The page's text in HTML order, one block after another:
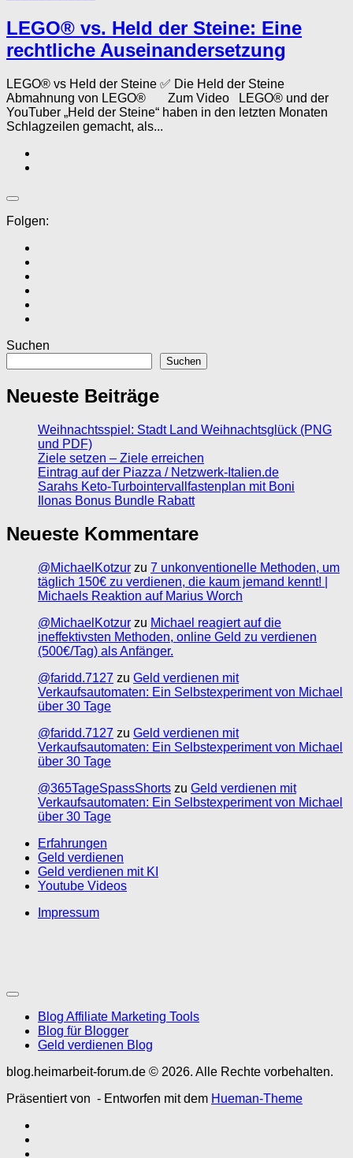
LEGO® vs. Held der Steine: Eine
rechtliche Auseinandersetzung
LEGO® vs Held der Steine ✅ Die Held der Steine
Abmahnung von LEGO® Zum Video LEGO® und der
YouTuber „Held der Steine“ haben in den letzten Monaten
Schlagzeilen gemacht, als...
Folgen:
Suchen
Suchen
Neueste Beiträge
Weihnachtsspiel: Stadt Land Weihnachtsglück (PNG
und PDF)
Ziele setzen – Ziele erreichen
Eintrag auf der Piazza / Netzwerk-Italien.de
Sarahs Keto-Turbointervallfastenplan mit Boni
Ilonas Bonus Bundle Rabatt
Neueste Kommentare
@MichaelKotzur zu 7 unkonventionelle Methoden, um
täglich 150€ zu verdienen, die kaum jemand kennt! |
Michaels Reaktion auf Marius Worch
@MichaelKotzur zu Michael reagiert auf die
ineffektivsten Methoden, online Geld zu verdienen
(500€/Tag) als Anfänger.
@faridd.7127 zu Geld verdienen mit
Verkaufsautomaten: Ein Selbstexperiment von Michael
über 30 Tage
@faridd.7127 zu Geld verdienen mit
Verkaufsautomaten: Ein Selbstexperiment von Michael
über 30 Tage
@365TageSpassShorts zu Geld verdienen mit
Verkaufsautomaten: Ein Selbstexperiment von Michael
über 30 Tage
Erfahrungen
Geld verdienen
Geld verdienen mit KI
Youtube Videos
Impressum
Blog Affiliate Marketing Tools
Blog für Blogger
Geld verdienen Blog
blog.heimarbeit-forum.de © 2026. Alle Rechte vorbehalten.
Präsentiert von - Entworfen mit dem Hueman-Theme